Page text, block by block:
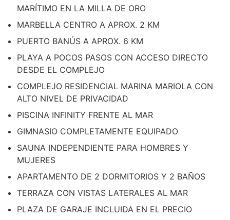
MARÍTIMO EN LA MILLA DE ORO
MARBELLA CENTRO A APROX. 2 KM
PUERTO BANÚS A APROX. 6 KM
PLAYA A POCOS PASOS CON ACCESO DIRECTO
DESDE EL COMPLEJO
COMPLEJO RESIDENCIAL MARINA MARIOLA CON
ALTO NIVEL DE PRIVACIDAD
PISCINA INFINITY FRENTE AL MAR
GIMNASIO COMPLETAMENTE EQUIPADO
SAUNA INDEPENDIENTE PARA HOMBRES Y
MUJERES
APARTAMENTO DE 2 DORMITORIOS Y 2 BAÑOS
TERRAZA CON VISTAS LATERALES AL MAR
PLAZA DE GARAJE INCLUIDA EN EL PRECIO